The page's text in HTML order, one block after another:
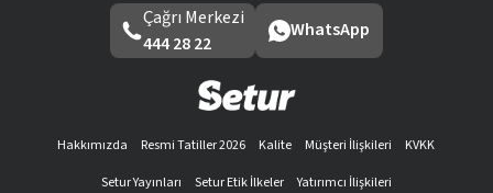
Çağrı Merkezi
444 28 22
WhatsApp
Hakkımızda Resmi Tatiller 2026 Kalite Müşteri İlişkileri
KVKK
Setur Yayınları
Setur Etik İlkeler
Yatırımcı İlişkileri